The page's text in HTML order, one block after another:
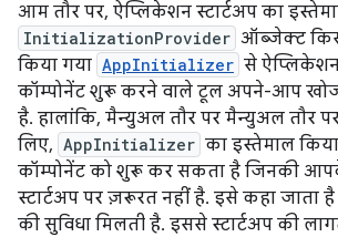
आम तौर पर, ऐप्लिकेशन स्टार्टअप का
InitializationProvider ऑब्जेक्ट
किया गया AppInitializer से ऐप्लिकेशन
कॉम्पोनेंट शुरू करने वाले टूल अपने-आप
है. हालांकि, मैन्युअल तौर पर मैन्युअल तौर
लिए, AppInitializer का इस्तेमाल
कॉम्पोनेंट को शुरू कर सकता है जिनकी
स्टार्टअप पर ज़रूरत नहीं है. इसे कहा जाता है
की सुविधा मिलती है. इससे स्टार्टअप की